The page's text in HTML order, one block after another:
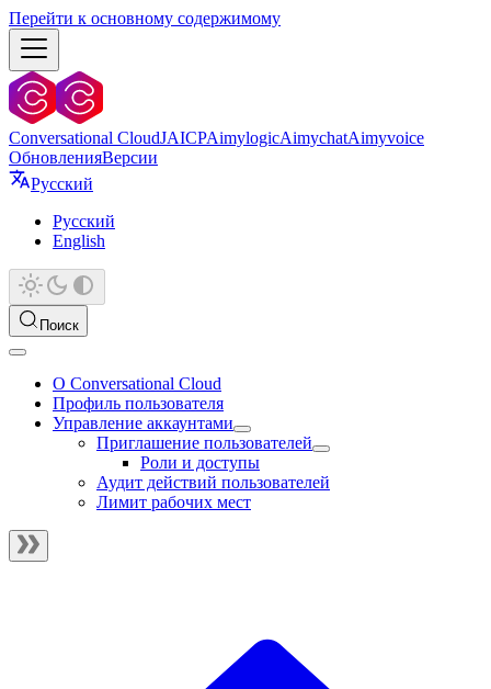
Перейти к основному содержимому
Conversational CloudJAICPAimylogicAimychatAimyvoice
ОбновленияВерсии
Русский
Русский
English
Поиск
О Conversational Cloud
Профиль пользователя
Управление аккаунтами
Приглашение пользователей
Роли и доступы
Аудит действий пользователей
Лимит рабочих мест